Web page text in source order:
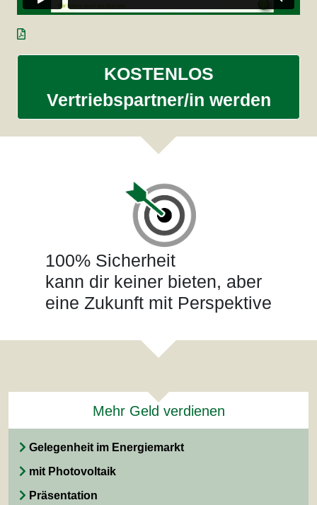
KOSTENLOS
Vertriebspartner/in werden
100% Sicherheit
kann dir keiner bieten, aber
eine Zukunft mit Perspektive
Mehr Geld verdienen
Gelegenheit im Energiemarkt
mit Photovoltaik
Präsentation